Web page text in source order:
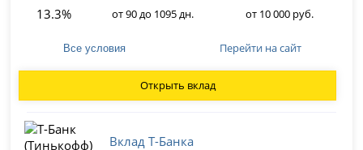
13.3% от 90 до 1095 дн. от 10 000 руб.
Все условия Перейти на сайт
Открыть вклад
Вклад Т-Банка